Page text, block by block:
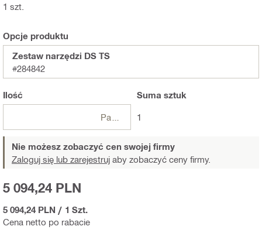
1 szt.
Opcje produktu
Zestaw narzędzi DS TS
#284842
Ilość Suma sztuk
1
Nie możesz zobaczyć cen swojej firmy
Zaloguj się lub zarejestruj aby zobaczyć ceny firmy.
Cena netto po rabacie
5 094,24 PLN
5 094,24 PLN / 1 Szt.